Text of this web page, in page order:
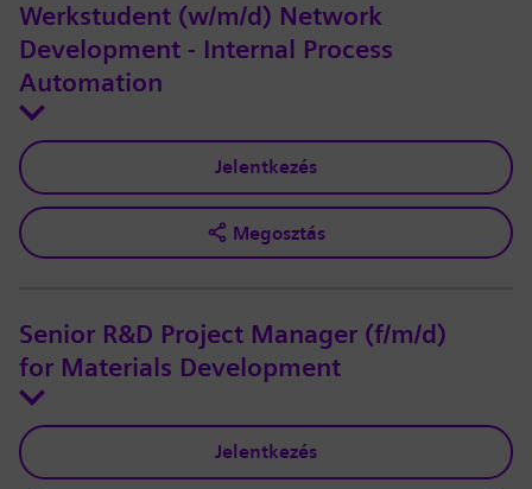
Werkstudent (w/m/d) Network
Development - Internal Process
Automation
Jelentkezés
Megosztás
Senior R&D Project Manager (f/m/d)
for Materials Development
Jelentkezés